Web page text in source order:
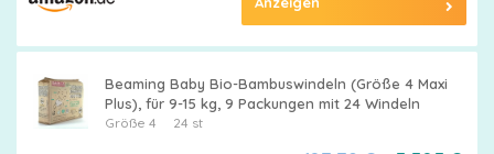
Beaming Baby Bio-Bambuswindeln (Größe 4 Maxi
Plus), für 9-15 kg, 9 Packungen mit 24 Windeln
Größe 4 24 st